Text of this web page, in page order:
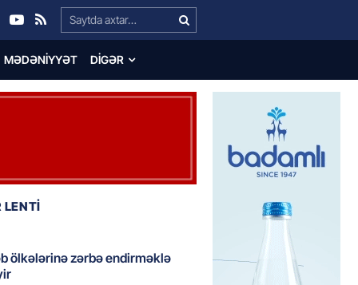
Search…
MƏDƏNIYYƏT DIGƏR
ölkələrinə zərbə endirməklə